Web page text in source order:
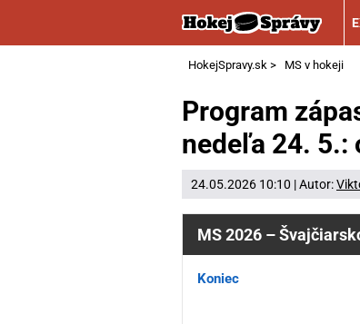
HokejSpravy.sk > MS v hokeji
Program
nedeľa 24. 5.:
24.05.2026 10:10 | Autor:
MS 2026 –
Koniec